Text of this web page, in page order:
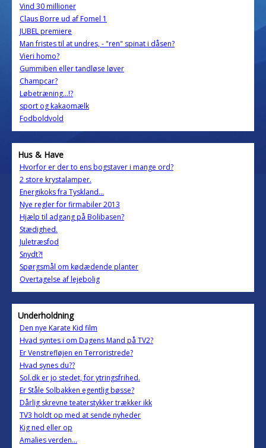
Vind 30 millioner
Claus Borre ud af Fomel 1
JUBEL premiere
Man fristes til at undres, - "ren" spinat i dåsen?
Vieri homo?
Gummiben eller tandløse løver
Champcar?
Løbetræning...!?
sport og kakaomælk
Fodboldvold
Hus & Have
Hvorfor er der to ens bogstaver i mange ord?
2 store krystalamper.
Energikoks fra Tyskland...
Nye regler for firmabiler 2013
Hjælp til adgang på Bolibasen?
Stædighed.
Juletræsfod
Snydt?!
Spørgsmål om kødædende planter
Overtagelse af lejebolig
Underholdning
Den nye Karate Kid film
Hvad syntes i om Dagens Mand på TV2?
Er Venstrefløjen en Terroristrede?
Hvad synes du??
Sol.dk er jo stedet, for ytringsfrihed.
Er Ståle Solbakken egentlig bøsse?
Dårlig skrevne teaterstykker trækker ikk
TV3 holdt op med at sende nyheder
Kig ned eller op
Amalies verden...